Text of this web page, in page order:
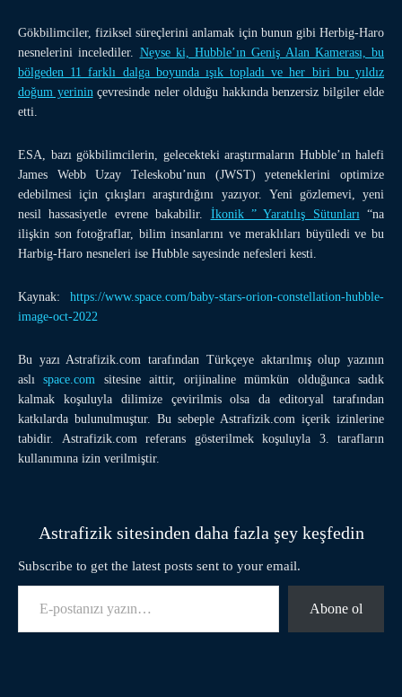
Gökbilimciler, fiziksel süreçlerini anlamak için bunun gibi Herbig-Haro
nesnelerini incelediler. Neyse ki, Hubble’ın Geniş Alan Kamerası, bu
bölgeden 11 farklı dalga boyunda ışık topladı ve her biri bu yıldız
doğum yerininçevresinde neler olduğu hakkında benzersiz bilgiler elde
etti.
ESA, bazı gökbilimcilerin, gelecekteki araştırmaların Hubble’ın halefi
James Webb Uzay Teleskobu’nun (JWST) yeteneklerini optimize
edebilmesi için çıkışları araştırdığını yazıyor. Yeni gözlemevi, yeni
nesil hassasiyetle evrene bakabilir. İkonik ” Yaratılış Sütunları“na
ilişkin son fotoğraflar, bilim insanlarını ve meraklıları büyüledi ve bu
Harbig-Haro nesneleri ise Hubble sayesinde nefesleri kesti.
Kaynak: https://www.space.com/baby-stars-orion-constellation-hubble-
image-oct-2022
Bu yazı Astrafizik.com tarafından Türkçeye aktarılmış olup yazının
aslıspace.com sitesine aittir, orijinaline mümkün olduğunca sadık
kalmak koşuluyla dilimize çevirilmis olsa da editoryal tarafından
katkılarda bulunulmuştur. Bu sebeple Astrafizik.com içerik izinlerine
tabidir. Astrafizik.com referans gösterilmek koşuluyla 3. tarafların
kullanımına izin verilmiştir.
Astrafizik sitesinden daha fazla şey keşfedin
Subscribe to get the latest posts sent to your email.
E-postanızı yazın…
Abone ol